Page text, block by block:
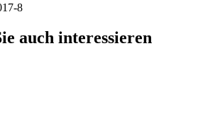
8
auch interessieren